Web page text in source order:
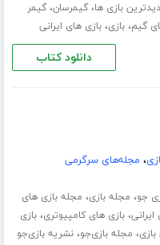
بازی ها،گیمرسان،گیمر
گیم،بازی،بازی های ایرانی
دانلود کتاب
، مجله‌های سرگرمی
جو، مجله بازی، مجله بازی های
،بازی های کامپیوتری،بازی
، مجله بازی‌جو،نشریه بازی‌جو